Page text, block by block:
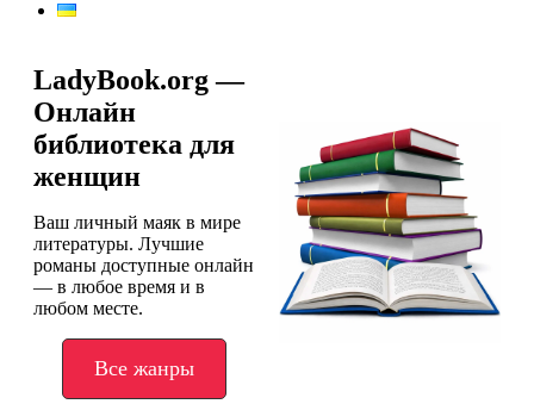
LadyBook.org —
Онлайн
библиотека для
женщин
Ваш личный маяк в мире
литературы. Лучшие
романы доступные онлайн
— в любое время и в
любом месте.
Все жанры